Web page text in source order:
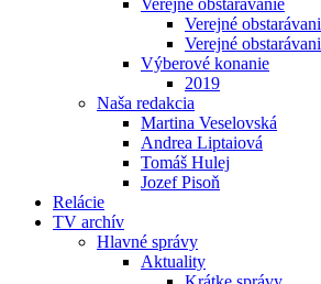
Verejné obstarávanie
Verejné
Verejné
Výberové konanie
2019
Naša redakcia
Martina Veselovská
Andrea Liptaiová
Tomáš Hulej
Jozef Pisoň
Relácie
TV archív
Hlavné správy
Aktuality